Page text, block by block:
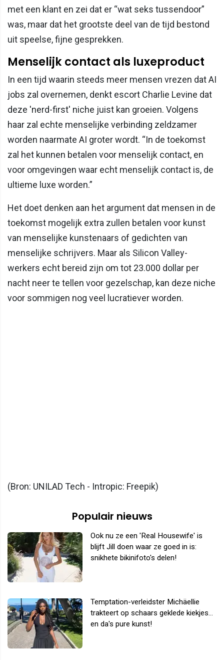
met een klant en zei dat er “wat seks tussendoor”
was, maar dat het grootste deel van de tijd bestond
uit speelse, fijne gesprekken.
Menselijk contact als luxeproduct
In een tijd waarin steeds meer mensen vrezen dat AI
jobs zal overnemen, denkt escort Charlie Levine dat
deze 'nerd-first' niche juist kan groeien. Volgens
haar zal echte menselijke verbinding zeldzamer
worden naarmate AI groter wordt. “In de toekomst
zal het kunnen betalen voor menselijk contact, en
voor omgevingen waar echt menselijk contact is, de
ultieme luxe worden.”
Het doet denken aan het argument dat mensen in de
toekomst mogelijk extra zullen betalen voor kunst
van menselijke kunstenaars of gedichten van
menselijke schrijvers. Maar als Silicon Valley-
werkers echt bereid zijn om tot 23.000 dollar per
nacht neer te tellen voor gezelschap, kan deze niche
voor sommigen nog veel lucratiever worden.
(Bron: UNILAD Tech - Intropic: Freepik)
Populair nieuws
Ook nu ze een 'Real Housewife' is
blijft Jill doen waar ze goed in is:
snikhete bikinifoto's delen!
Temptation-verleidster Michäellie
trakteert op schaars geklede kiekjes...
en da's pure kunst!